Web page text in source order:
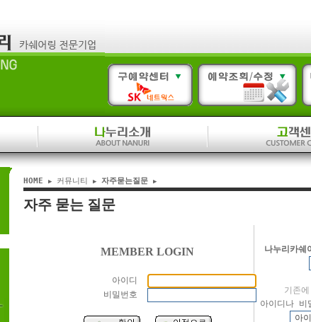
HOME ▶ 커뮤니티 ▶ 자주묻는질문 ▶
자주 묻는 질문
MEMBER LOGIN
아이디
비밀번호
나누리카쉐
기존
아이디나 비